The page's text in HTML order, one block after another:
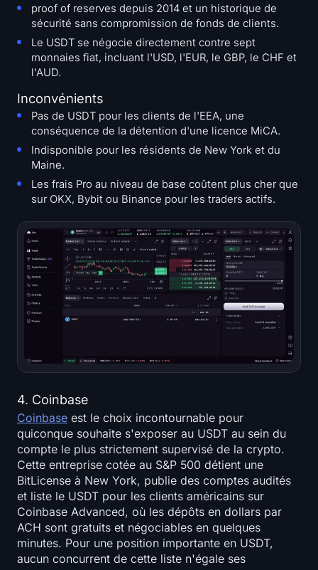
proof of reserves depuis 2014 et un historique de
sécurité sans compromission de fonds de clients.
Le USDT se négocie directement contre sept
monnaies fiat, incluant l'USD, l'EUR, le GBP, le CHF et
l'AUD.
Inconvénients
Pas de USDT pour les clients de l'EEA, une
conséquence de la détention d'une licence MiCA.
Indisponible pour les résidents de New York et du
Maine.
Les frais Pro au niveau de base coûtent plus cher que
sur OKX, Bybit ou Binance pour les traders actifs.
4. Coinbase
Coinbase est le choix incontournable pour
quiconque souhaite s'exposer au USDT au sein du
compte le plus strictement supervisé de la crypto.
Cette entreprise cotée au S&P 500 détient une
BitLicense à New York, publie des comptes audités
et liste le USDT pour les clients américains sur
Coinbase Advanced, où les dépôts en dollars par
ACH sont gratuits et négociables en quelques
minutes. Pour une position importante en USDT,
aucun concurrent de cette liste n'égale ses